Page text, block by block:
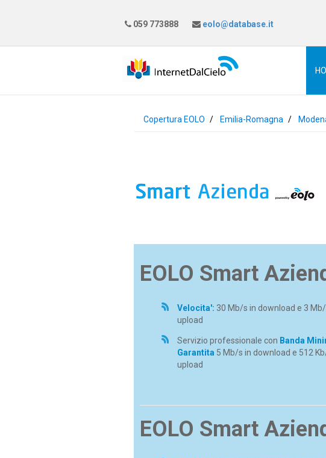
059 773888 eolo@database.it
Copertura EOLO Emilia-Romagna
EOLO Smart
Velocita': 30 Mb/s in download e 3
upload
Servizio professionale con Banda
Garantita 5 Mb/s in download e 512
upload
EOLO Smart